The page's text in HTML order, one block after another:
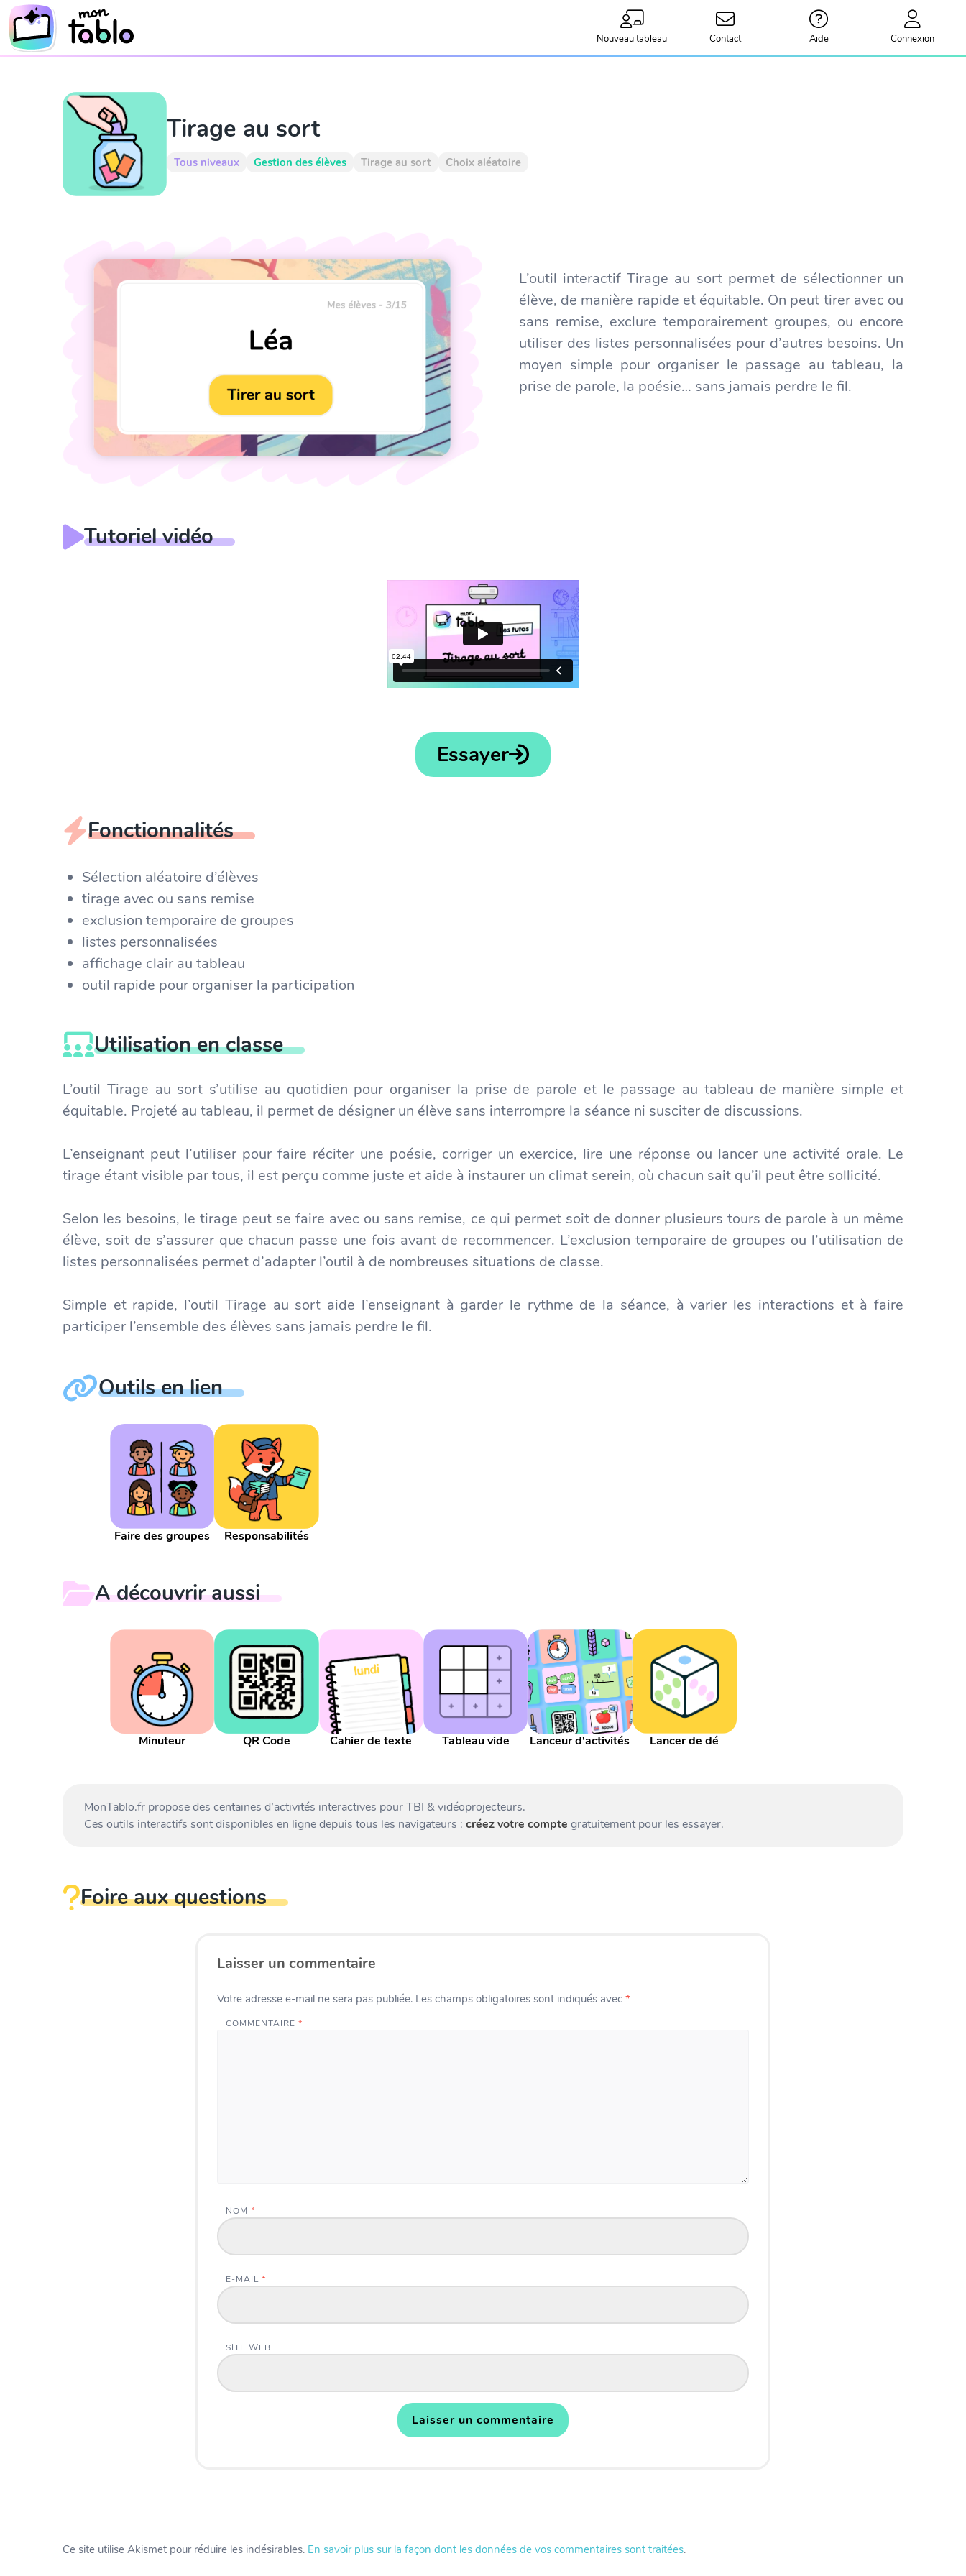
Nouveau tableau Contact Aide Connexion
Tirage au sort
Tous niveaux Gestion des élèves Tirage au sort Choix aléatoire
L’outil interactif Tirage au sort permet de sélectionner un
élève, de manière rapide et équitable. On peut tirer avec ou
sans remise, exclure temporairement groupes, ou encore
utiliser des listes personnalisées pour d’autres besoins. Un
moyen simple pour organiser le passage au tableau, la
prise de parole, la poésie… sans jamais perdre le fil.
Tutoriel vidéo
Essayer
Fonctionnalités
Sélection aléatoire d’élèves
tirage avec ou sans remise
exclusion temporaire de groupes
listes personnalisées
affichage clair au tableau
outil rapide pour organiser la participation
Utilisation en classe
L’outil Tirage au sort s’utilise au quotidien pour organiser la prise de parole et le passage au tableau de manière simple et
équitable. Projeté au tableau, il permet de désigner un élève sans interrompre la séance ni susciter de discussions.
L’enseignant peut l’utiliser pour faire réciter une poésie, corriger un exercice, lire une réponse ou lancer une activité orale. Le
tirage étant visible par tous, il est perçu comme juste et aide à instaurer un climat serein, où chacun sait qu’il peut être sollicité.
Selon les besoins, le tirage peut se faire avec ou sans remise, ce qui permet soit de donner plusieurs tours de parole à un même
élève, soit de s’assurer que chacun passe une fois avant de recommencer. L’exclusion temporaire de groupes ou l’utilisation de
listes personnalisées permet d’adapter l’outil à de nombreuses situations de classe.
Simple et rapide, l’outil Tirage au sort aide l’enseignant à garder le rythme de la séance, à varier les interactions et à faire
participer l’ensemble des élèves sans jamais perdre le fil.
Outils en lien
Faire des groupes Responsabilités
A découvrir aussi
Minuteur QR Code Cahier de texte Tableau vide Lanceur d'activités Lancer de dé
MonTablo.fr propose des centaines d’activités interactives pour TBI & vidéoprojecteurs.
Ces outils interactifs sont disponibles en ligne depuis tous les navigateurs : créez votre compte gratuitement pour les essayer.
Foire aux questions
Laisser un commentaire
Votre adresse e-mail ne sera pas publiée. Les champs obligatoires sont indiqués avec *
COMMENTAIRE *
NOM *
E-MAIL *
SITE WEB
Ce site utilise Akismet pour réduire les indésirables. En savoir plus sur la façon dont les données de vos commentaires sont traitées.